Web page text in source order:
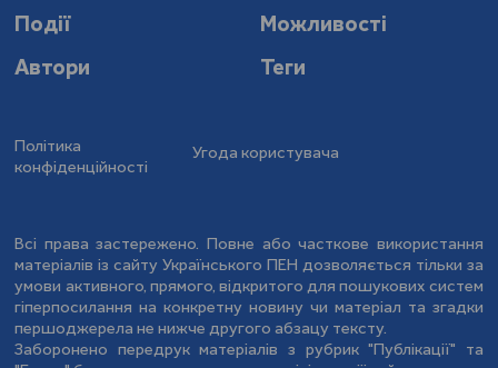
Події
Можливості
Автори
Теги
Політика
конфіденційності
Угода користувача
Всі права застережено. Повне або часткове використання
матеріалів із сайту Українського ПЕН дозволяється тільки за
умови активного, прямого, відкритого для пошукових систем
гіперпосилання на конкретну новину чи матеріал та згадки
першоджерела не нижче другого абзацу тексту.
Заборонено передрук матеріалів з рубрик "Публікації" та